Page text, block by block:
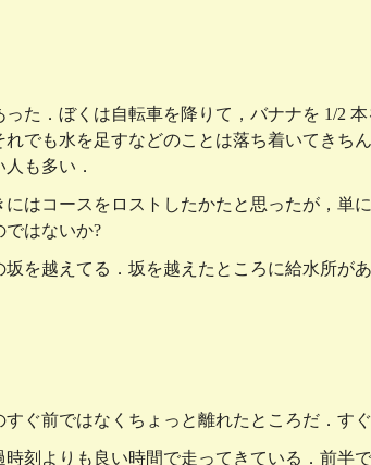
た．ぼくは自転車を降りて，バナナを 1/2
でも水を足すなどのことは落ち着いてきち
も多い．
はコースをロストしたかたと思ったが，
ではないか?
を越えてる．坂を越えたところに給水所が
ぐ前ではなくちょっと離れたところだ．す
刻よりも良い時間で走ってきている．前